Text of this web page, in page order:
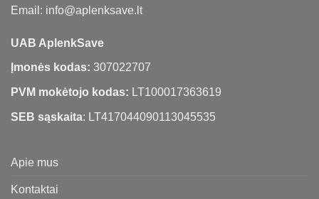
Email: info@aplenksave.lt
UAB AplenkSave
Įmonės kodas: 307022707
PVM mokėtojo kodas: LT100017363619
SEB sąskaita: LT417044090113045535
Apie mus
Kontaktai